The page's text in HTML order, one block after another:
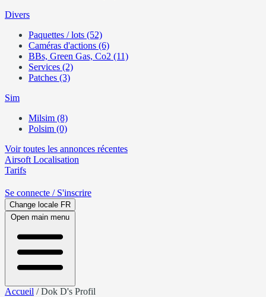
Divers
Paquettes / lots (52)
Caméras d'actions (6)
BBs, Green Gas, Co2 (11)
Services (2)
Patches (3)
Sim
Milsim (8)
Polsim (0)
Voir toutes les annonces récentes
Airsoft Localisation
Tarifs
Se connecte / S'inscrire
Change locale FR
Open main menu
Accueil /Dok D's Profil